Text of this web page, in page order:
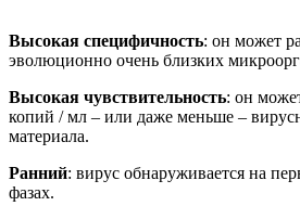
Высокая специфичность: он может
эволюционно очень близких
Высокая чувствительность: он
копий / мл – или даже меньше –
материала.
Ранний: вирус обнаруживается на
фазах.